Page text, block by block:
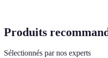
Produits
Sélectionnés par nos experts